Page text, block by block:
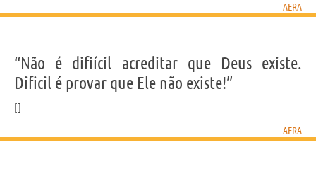
AERA
“Não é difiícil acreditar que Deus existe.
Dificil é provar que Ele não existe!”
AERA